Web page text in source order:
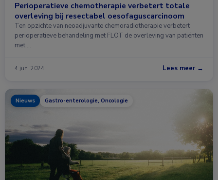
Perioperatieve chemotherapie verbetert totale
overleving bij resectabel oesofaguscarcinoom
Ten opzichte van neoadjuvante chemoradiotherapie verbetert
perioperatieve behandeling met FLOT de overleving van patiënten
met …
4 jun. 2024 Lees meer →
Nieuws Gastro-enterologie, Oncologie